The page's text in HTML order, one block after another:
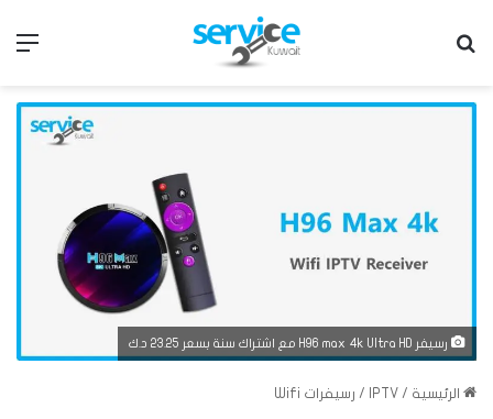
رسيفر H96 max 4k Ultra HD مع اشتراك سنة بسعر 23.25 د.ك
الرئيسية /
IPTV
/ رسيفرات Wifi